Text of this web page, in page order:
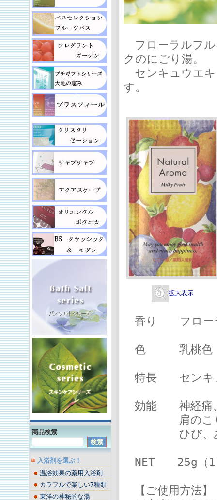
商品検索
入浴剤を選ぶ！
温浴効果の薬用入浴剤
カラフルで楽しい7種類
東洋の神秘的な湯
フローラルフル
クのにごり湯。
センキュウエキ
す。
拡大表示
香り フローラ
色 乳桃色（
特長 センキ
効能 神経痛、
肩のこり、あ
ひび、あか
NET 25g（1
【ご使用方法】